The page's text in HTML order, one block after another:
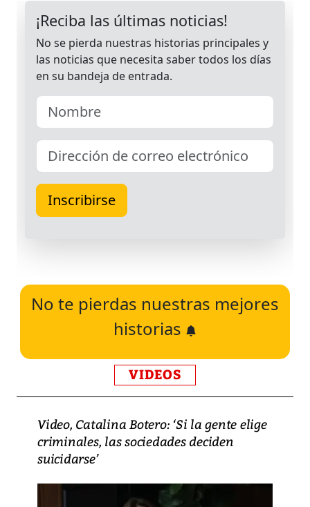
No te pierdas nuestras mejores
historias
VIDEOS
Video, Catalina Botero: ‘Si la gente elige
criminales, las sociedades deciden
suicidarse’